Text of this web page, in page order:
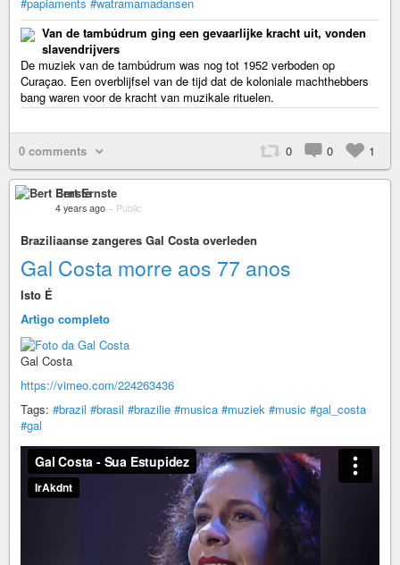
Van de tambúdrum ging een gevaarlijke kracht uit, vonden
slavendrijvers
De muziek van de tambúdrum was nog tot 1952 verboden op
Curaçao. Een overblijfsel van de tijd dat de koloniale machthebbers
bang waren voor de kracht van muzikale rituelen.
0 comments 0 0 1
Bert Ernste
4 years ago – Public
Braziliaanse zangeres Gal Costa overleden
Gal Costa morre aos 77 anos
Isto É
Artigo completo
Gal Costa
https://vimeo.com/224263436
Tags: #brazil #brasil #brazilie #musica #muziek #music #gal_costa
#gal